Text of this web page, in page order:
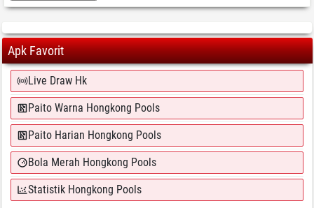
Apk Favorit
Live Draw Hk
Paito Warna Hongkong Pools
Paito Harian Hongkong Pools
Bola Merah Hongkong Pools
Statistik Hongkong Pools